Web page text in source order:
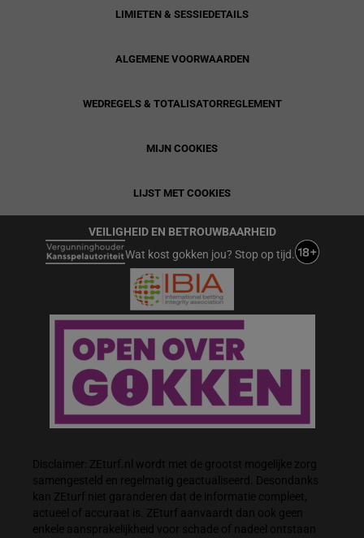
LIMIETEN & SESSIEDETAILS
ALGEMENE VOORWAARDEN
WEDREGELS & TOTALISATORREGLEMENT
MIJN COOKIES
LIJST MET COOKIES
VEILIGHEID EN BETROUWBAARHEID
Wat kost gokken jou? Stop op tijd.
Disclaimer: ZEturf.nl wordt met de grootst mogelijke zorg
samengesteld en regelmatig geactualiseerd. Desondanks
kan ZEturf niet garanderen dat de informatie compleet,
actueel of accuraat is. ZEturf aanvaardt dan ook geen
enkele aansprakelijkheid voor schade of nadeel ontstaan